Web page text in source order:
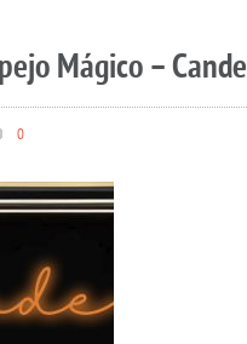
Mágico – Cande
0